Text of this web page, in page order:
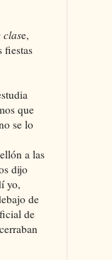
clase,
fiestas
que
se lo
a las
dijo
yo,
de
de